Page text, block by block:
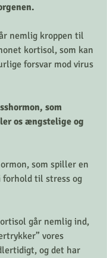
nemlig kroppen til
kortisol, som kan
forsvar mod virus
som
os ængstelige og
som spiller en
til stress og
går nemlig ind,
vores
og det har